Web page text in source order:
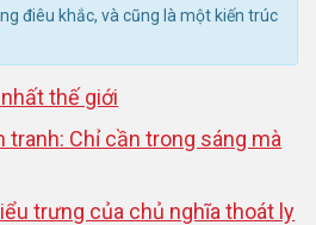
điêu khắc, và cũng là một kiến ​​trúc
thế giới
tranh: Chỉ cần trong sáng mà
trưng của chủ nghĩa thoát ly